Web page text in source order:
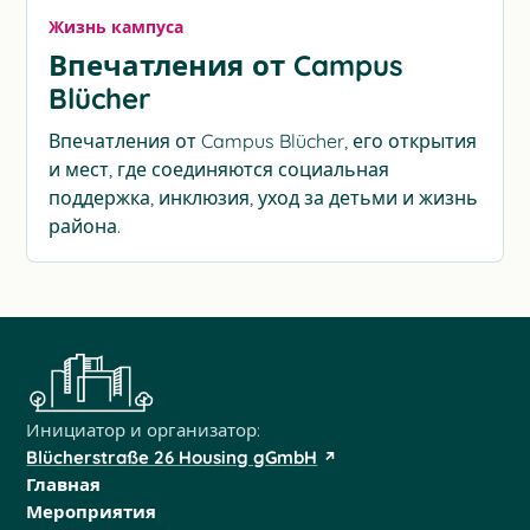
Жизнь кампуса
Впечатления от Campus
Blücher
Впечатления от Campus Blücher, его открытия
и мест, где соединяются социальная
поддержка, инклюзия, уход за детьми и жизнь
района.
Инициатор и организатор:
Blücherstraße 26 Housing gGmbH
Главная
Мероприятия